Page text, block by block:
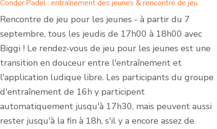
Condor Padel : entraînement des jeunes & rencontre de jeu
Rencontre de jeu pour les jeunes - à partir du 7
septembre, tous les jeudis de 17h00 à 18h00 avec
Biggi ! Le rendez-vous de jeu pour les jeunes est une
transition en douceur entre l'entraînement et
l'application ludique libre. Les participants du groupe
d'entraînement de 16h y participent
automatiquement jusqu'à 17h30, mais peuvent aussi
rester jusqu'à la fin à 18h, s'il y a encore assez de